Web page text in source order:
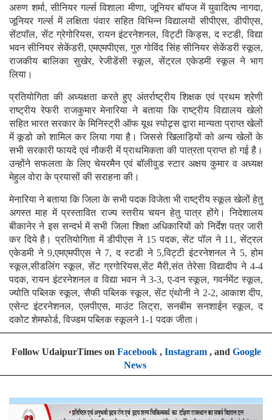
अरुण शर्मा, सीनियर गर्ल्स विशाला मीणा, जूनियर बॉयज में युवादित्य नागदा,
जूनियर गर्ल्स में लक्षिता पंवार सहित विभिन्न विद्यालयों सीपीएस, डीपीएस,
सेंटपाॅल, सेंट ग्रेगोरियस, रायन इंटरनेशनल, विट्टी किड्स, द स्टडी, विद्या
भवन सीनियर सेकेंडरी, एमएमपीएस, गुरु गोविंद सिंह सीनियर सेकेंडरी स्कूल,
राजकीय बालिका सुखेर, रेजीडेंसी स्कूल, सेंट्रल एकेडमी स्कूल ने भाग
लिया।
प्रतियोगिता की अध्यक्षता करते हुए अंतर्राष्ट्रीय शिक्षक एवं प्रथम श्रेणी
राष्ट्रीय रेफरी राजकुमार मेनारिया ने बताया कि राष्ट्रीय विद्यालय खेलो
सहित भारत सरकार के मिनिस्ट्री ऑफ यूथ स्पोट्र्स द्वारा मान्यता प्राप्त खेलों
में कूडो को शामिल कर लिया गया है। जिससे खिलाड़ियों को अन्य खेलों के
सभी सरकारी फायदे एवं नौकरी में प्राथमिकता की पात्रता प्राप्त हो गई है।
उन्होंने सफलता के लिए चेयरमैन एवं बॉलीवुड स्टार अक्षय कुमार व अध्यक्ष
मेहुल वोरा के प्रयासों की सराहना की।
मेनारिया ने बताया कि जिला के सभी पदक विजेता भी राष्ट्रीय स्कूल खेलों हेतु
अगस्त माह में प्रस्तावित राज्य स्तरीय चयन हेतु पात्र होंगे। निदेशालय
बीकानेर ने इस सन्दर्भ में सभी जिला शिक्षा अधिकारियों को निर्देश पत्र जारी
कर दिये है। प्रतियोगिता में डीपीएस ने 15 पदक, सेंट पॉल ने 11, सेंट्रल
एकेडमी ने 9,एमएमपीएस ने 7, द स्टडी ने 5,विट्टी इंटरनेशनल ने 5, होम
स्कूल,सीडलिंग स्कूल, सेंट ग्रगोरियस,सेंट मैरी,संत तेरेसा विद्यादीप ने 4-4
पदक, रायन इंटरनेशनल व विद्या भवन ने 3-3, ए-वन स्कूल, गवर्नमेंट स्कूल,
ज्योति पब्लिक स्कूल, सैफी पब्लिक स्कूल, सेंट एंथोनी ने 2-2, आकाश दीप,
एसेन्ट इंटरनेशनल, एलपीएस, माउंट लिट्रा, सनबीम सनशाईन स्कूल, द
दकोट शेमफोर्ड, विज्डम पब्लिक स्कूलने 1-1 पदक जीता।
Follow UdaipurTimes on Facebook, Instagram, and Google
News